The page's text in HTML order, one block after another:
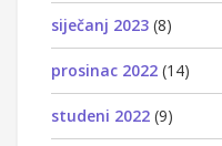
siječanj 2023 (8)
prosinac 2022 (14)
studeni 2022 (9)